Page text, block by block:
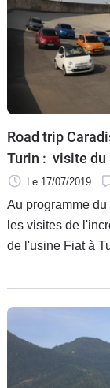
Road trip
Turin : visite du
nouveau Hub
Le 17/07/2019
Au programme
les visites de
de l'usine Fiat à
4C, Giulia,
et Abarth 124,
ancêtres !